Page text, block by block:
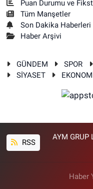
Puan Durumu ve
Tüm Manşetler
Son Dakika Haberleri
Haber Arşivi
GÜNDEM SPOR
SİYASET
RSS
AYM GRUP
Haber